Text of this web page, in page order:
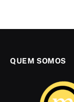
QUEM SOMOS